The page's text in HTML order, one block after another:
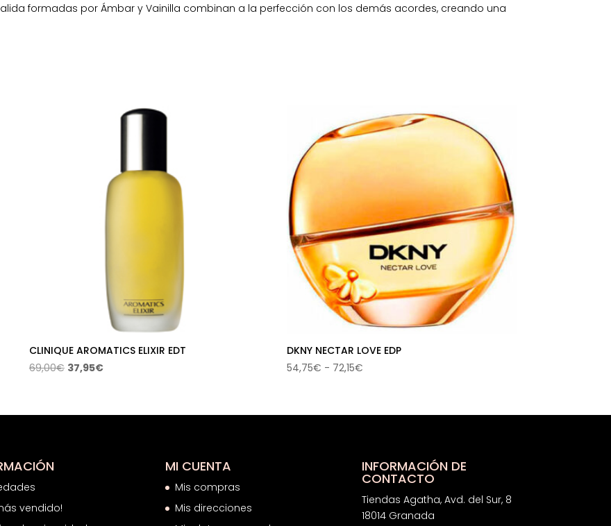
formadas por Ámbar y Vainilla combinan a la perfección con los demás acordes, creando una
CLINIQUE AROMATICS ELIXIR EDT
69,00€ El
era:
37,95€El
es:
DKNY NECTAR LOVE EDP
54,75€ - 72,15€
desde
72,15€
vendido!
MI CUENTA
Mis compras
Mis direcciones
INFORMACIÓN DE
CONTACTO
Tiendas Agatha, Avd. del Sur, 8
18014 Granada